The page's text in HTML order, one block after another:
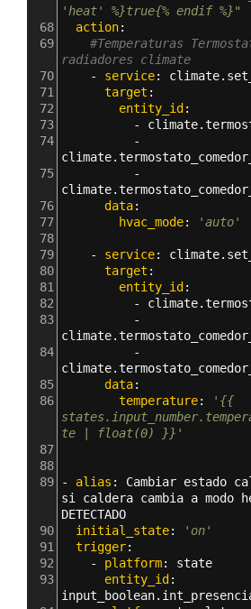
'heat' %}true{% endif %}"
68
  action
:
69
#Temperaturas
radiadores climate
70
- service:
71
target :
72
entity_id
73
-
74
75
76
data:
77
hvac_mode:
'auto'
78
79
- service:
80
target :
81
entity_id
82
-
83
84
85
data:
86
temperature:
'{{
te | float(0) }}'
87
88
89
- alias : Cambiar estado
si caldera cambia a modo
DETECTADO
90
  initial_state
:
'on'
91
  trigger
:
92
- platform: state
93
entity_id